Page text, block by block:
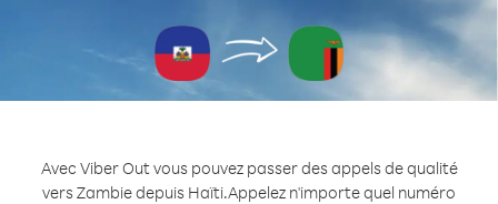
Avec Viber Out vous pouvez passer des appels de qualité
vers Zambie depuis Haïti.Appelez n'importe quel numéro